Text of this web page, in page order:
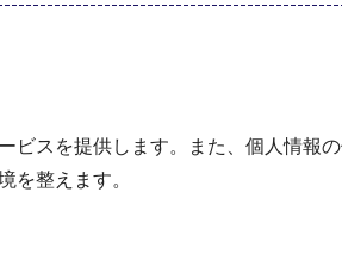
スを提供します。また、個人情報
を整えます。